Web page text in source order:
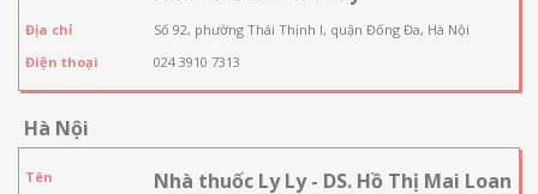
Địa chỉ
Số 92, phường Thái Thịnh I, quận Đống Đa, Hà Nội
Điện thoại
024 3910 7313
Hà Nội
Tên Nhà thuốc Ly Ly - DS. Hồ Thị Mai Loan